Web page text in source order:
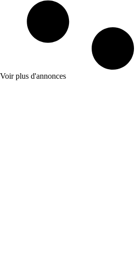
Voir plus d'annonces